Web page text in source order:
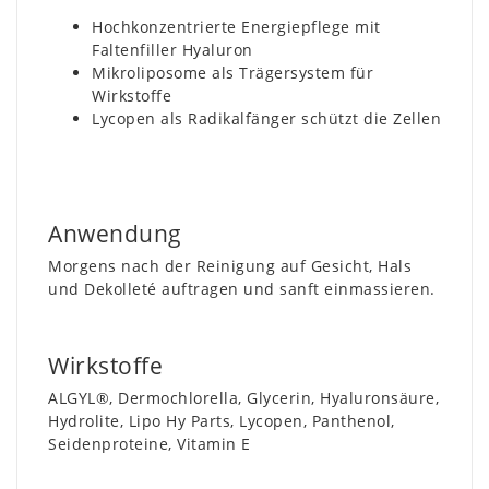
Hochkonzentrierte Energiepflege mit
Faltenfiller Hyaluron
Mikroliposome als Trägersystem für
Wirkstoffe
Lycopen als Radikalfänger schützt die Zellen
Anwendung
Morgens nach der Reinigung auf Gesicht, Hals
und Dekolleté auftragen und sanft einmassieren.
Wirkstoffe
ALGYL®, Dermochlorella, Glycerin, Hyaluronsäure,
Hydrolite, Lipo Hy Parts, Lycopen, Panthenol,
Seidenproteine, Vitamin E